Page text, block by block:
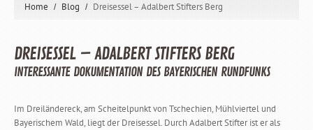
Home Blog Dreisessel – Adalbert Stifters Berg
DREISESSEL – ADALBERT STIFTERS BERG
INTERESSANTE DOKUMENTATION DES BAYERISCHEN RUNDFUNKS
Im Dreiländereck, am Scheitelpunkt von Tschechien, Mühlviertel und
Bayerischem Wald, liegt der Dreisessel. Durch Adalbert Stifter ist er als